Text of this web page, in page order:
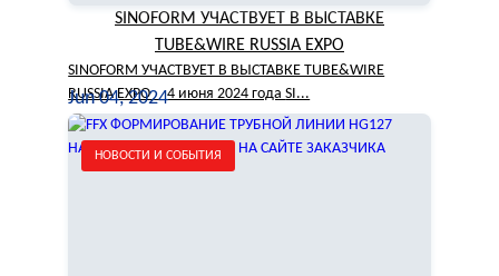
SINOFORM УЧАСТВУЕТ В ВЫСТАВКЕ
TUBE&WIRE RUSSIA EXPO
SINOFORM УЧАСТВУЕТ В ВЫСТАВКЕ TUBE&WIRE
RUSSIA EXPO 4 июня 2024 года SI...
Jun 04, 2024
НОВОСТИ И СОБЫТИЯ